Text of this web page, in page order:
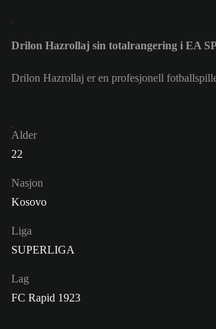
Drilon Hazrollaj sin totalrangering i EA
Drilon Hazrollaj er en profesjonell
Alder
22
Nasjon
Kosovo
Liga
SUPERLIGA
Lag
FC Rapid 1923